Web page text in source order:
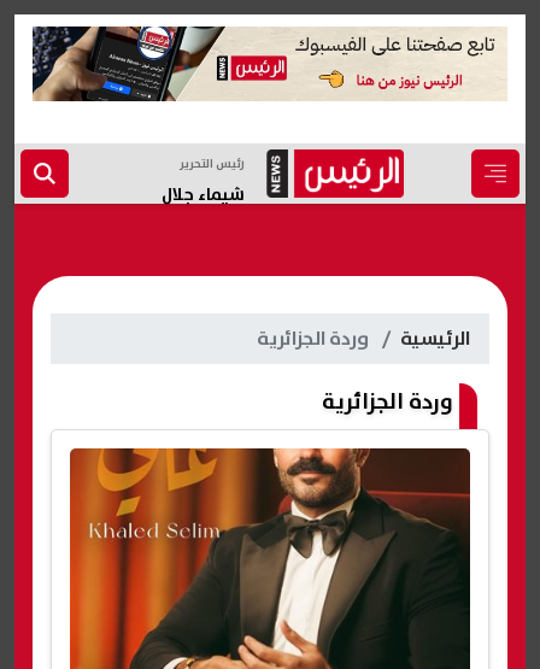
رئيس التحرير
شيماء جلال
الرئيسية وردة الجزائرية
وردة الجزائرية